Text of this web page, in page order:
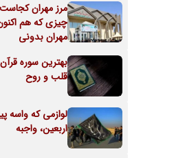
مرز مهران
چیزی که هم اکنون
مهران بدونی
بهترین سوره
قلب و روح
لوازمی که واسه
اربعین، واجبه